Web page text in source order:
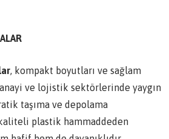
, kompakt boyutları ve sağlam
ve lojistik sektörlerinde yaygın
taşıma ve depolama
plastik hammaddeden